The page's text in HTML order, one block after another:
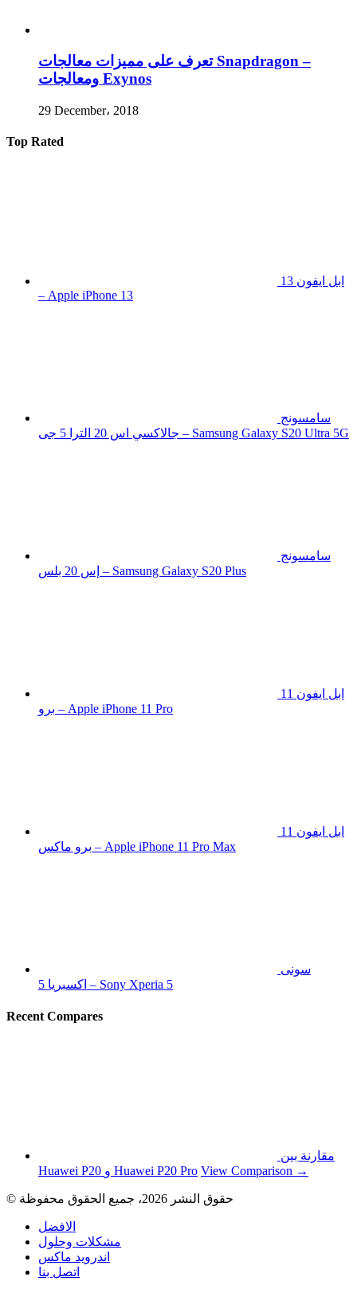
تعرف على مميزات معالجات Snapdragon –
ومعالجات Exynos
29 December، 2018
Top Rated
ابل ايفون 13
– Apple iPhone 13
سامسونج
جالاكسي اس 20 الترا 5 جى – Samsung Galaxy S20 Ultra 5G
سامسونج
إس 20 بلس – Samsung Galaxy S20 Plus
ابل ايفون 11
برو – Apple iPhone 11 Pro
ابل ايفون 11
برو ماكس – Apple iPhone 11 Pro Max
سونى
اكسبريا 5 – Sony Xperia 5
Recent Compares
مقارنة بين
Huawei P20 و Huawei P20 Pro View Comparison →
الافضل
مشكلات وحلول
اندرويد ماكس
اتصل بنا